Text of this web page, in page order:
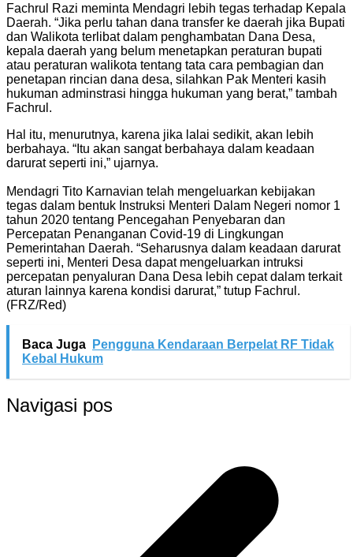
Fachrul Razi meminta Mendagri lebih tegas terhadap Kepala
Daerah. “Jika perlu tahan dana transfer ke daerah jika Bupati
dan Walikota terlibat dalam penghambatan Dana Desa,
kepala daerah yang belum menetapkan peraturan bupati
atau peraturan walikota tentang tata cara pembagian dan
penetapan rincian dana desa, silahkan Pak Menteri kasih
hukuman adminstrasi hingga hukuman yang berat,” tambah
Fachrul.
Hal itu, menurutnya, karena jika lalai sedikit, akan lebih
berbahaya. “Itu akan sangat berbahaya dalam keadaan
darurat seperti ini,” ujarnya.
Mendagri Tito Karnavian telah mengeluarkan kebijakan
tegas dalam bentuk Instruksi Menteri Dalam Negeri nomor 1
tahun 2020 tentang Pencegahan Penyebaran dan
Percepatan Penanganan Covid-19 di Lingkungan
Pemerintahan Daerah. “Seharusnya dalam keadaan darurat
seperti ini, Menteri Desa dapat mengeluarkan intruksi
percepatan penyaluran Dana Desa lebih cepat dalam terkait
aturan lainnya karena kondisi darurat,” tutup Fachrul.
(FRZ/Red)
Baca Juga
Pengguna Kendaraan Berpelat RF Tidak
Kebal Hukum
Navigasi pos